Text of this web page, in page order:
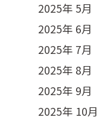
2025年 5月
2025年 6月
2025年 7月
2025年 8月
2025年 9月
2025年 10月